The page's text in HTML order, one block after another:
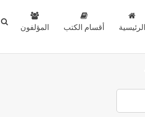
الرئيسية أقسام الكتب المؤلفون